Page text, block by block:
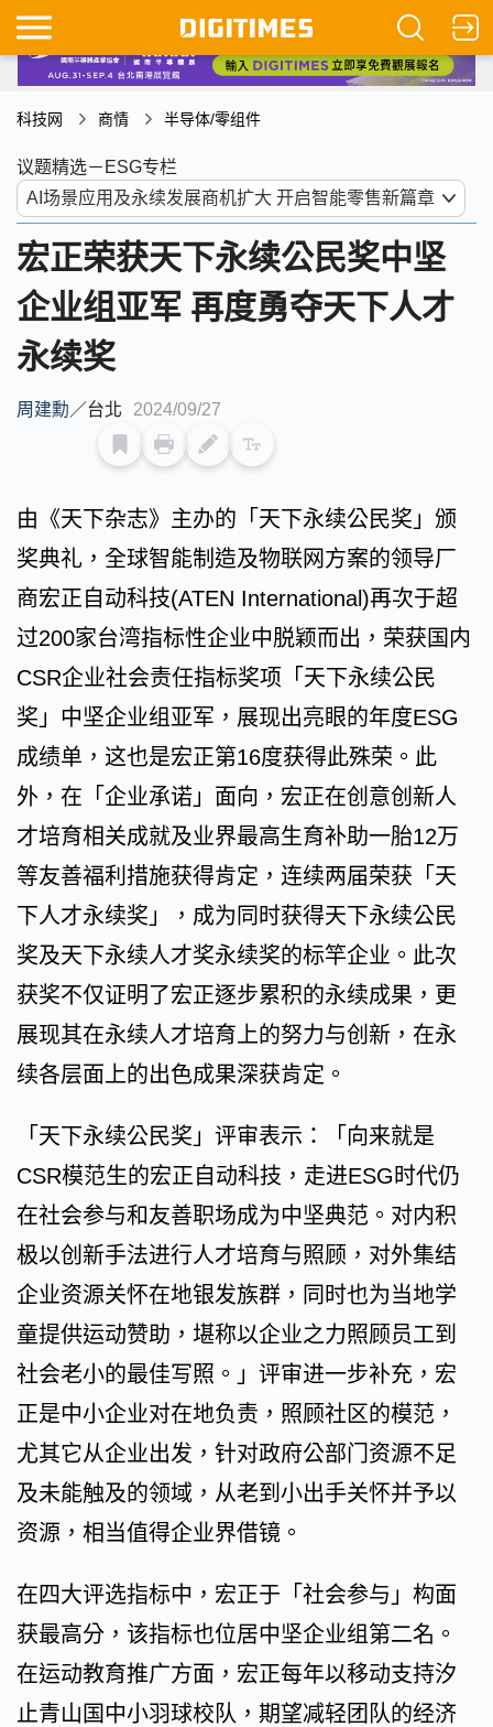
科技网 商情 半导体/零组件
议题精选－ESG专栏
宏正荣获天下永续公民奖中坚
企业组亚军 再度勇夺天下人才
永续奖
周建勳 ／台北 2024/09/27
由《天下杂志》主办的「天下永续公民奖」颁
奖典礼，全球智能制造及物联网方案的领导厂
商宏正自动科技(ATEN International)再次于超
过200家台湾指标性企业中脱颖而出，荣获国内
CSR企业社会责任指标奖项「天下永续公民
奖」中坚企业组亚军，展现出亮眼的年度ESG
成绩单，这也是宏正第16度获得此殊荣。此
外，在「企业承诺」面向，宏正在创意创新人
才培育相关成就及业界最高生育补助一胎12万
等友善福利措施获得肯定，连续两届荣获「天
下人才永续奖」，成为同时获得天下永续公民
奖及天下永续人才奖永续奖的标竿企业。此次
获奖不仅证明了宏正逐步累积的永续成果，更
展现其在永续人才培育上的努力与创新，在永
续各层面上的出色成果深获肯定。
「天下永续公民奖」评审表示：「向来就是
CSR模范生的宏正自动科技，走进ESG时代仍
在社会参与和友善职场成为中坚典范。对内积
极以创新手法进行人才培育与照顾，对外集结
企业资源关怀在地银发族群，同时也为当地学
童提供运动赞助，堪称以企业之力照顾员工到
社会老小的最佳写照。」评审进一步补充，宏
正是中小企业对在地负责，照顾社区的模范，
尤其它从企业出发，针对政府公部门资源不足
及未能触及的领域，从老到小出手关怀并予以
资源，相当值得企业界借镜。
在四大评选指标中，宏正于「社会参与」构面
获最高分，该指标也位居中坚企业组第二名。
在运动教育推广方面，宏正每年以移动支持汐
止青山国中小羽球校队，期望减轻团队的经济